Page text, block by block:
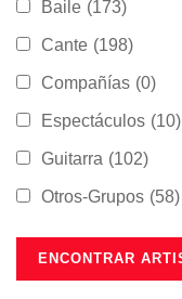
Baile (173)
Cante (198)
Compañías (0)
Espectáculos (10)
Guitarra (102)
Otros-Grupos (58)